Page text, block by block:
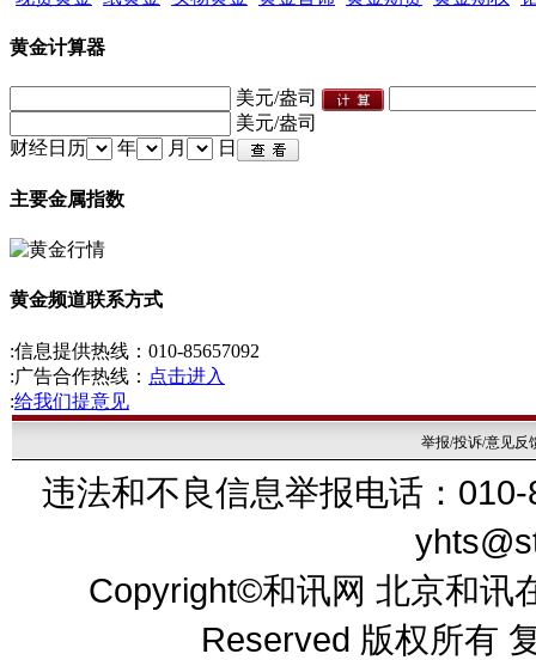
黄金计算器
美元/盎司
美元/盎司
财经日历
年 月 日
主要金属指数
黄金频道联系方式
:信息提供热线：010-85657092
:广告合作热线： 点击进入
:给我们提意见
举报/投诉/意见反
违法和不良信息举报电话：
Copyright©和讯网 北京和讯
Reserved 版权所有